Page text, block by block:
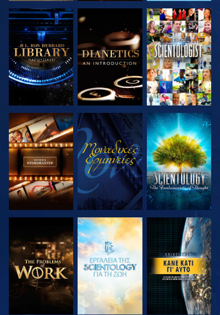
ΕΞΕΡΕΥΝΗΣΤΕ
ΤΗ ΣΕΙΡΑ
ΕΞΕΡΕΥΝΗΣΤΕ
ΤΗ ΣΕΙΡΑ
ΠΑΡΑΚΟΛΟΥΘΗΣΤΕ
ΕΞΕΡΕΥΝΗΣΤΕ
ΤΗ ΣΕΙΡΑ
ΠΑΡΑΚΟΛΟΥΘΗΣΤΕ
ΕΞΕΡΕΥΝΗΣΤΕ
ΤΗ ΣΕΙΡΑ
ΕΞΕΡΕΥΝΗΣΤΕ
ΤΗ ΣΕΙΡΑ
ΕΞΕΡΕΥΝΗΣΤΕ
ΤΗ ΣΕΙΡΑ
ΠΑΡΑΚΟΛΟΥΘΗΣΤΕ